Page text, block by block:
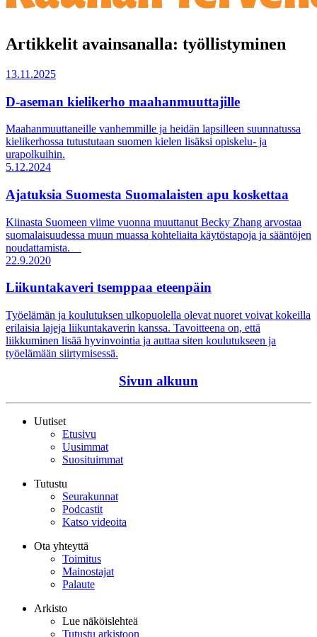
Artikkelit avainsanalla: työllistyminen
13.11.2025
D-aseman kielikerho maahanmuuttajille
Maahanmuuttaneille vanhemmille ja heidän lapsilleen suunnatussa
kielikerhossa tutustutaan suomen kielen lisäksi opiskelu- ja
urapolkuihin.
5.12.2024
Ajatuksia Suomesta Suomalaisten apu koskettaa
Kiinasta Suomeen viime vuonna muuttanut Becky Zhang arvostaa
suomalaisuudessa muun muassa kohteliaita käytöstapoja ja sääntöjen
noudattamista.
22.9.2020
Liikuntakaveri tsemppaa eteenpäin
Työelämän ja koulutuksen ulkopuolella olevat nuoret voivat kokeilla
erilaisia lajeja liikuntakaverin kanssa. Tavoitteena on, että
liikkuminen lisää hyvinvointia ja auttaa siten koulutukseen ja
työelämään siirtymisessä.
Sivun alkuun
Uutiset
Etusivu
Uusimmat
Suosituimmat
Tutustu
Seurakunnat
Podcastit
Katso videoita
Ota yhteyttä
Toimitus
Mainostajat
Palaute
Arkisto
Lue näköislehteä
Tutustu arkistoon